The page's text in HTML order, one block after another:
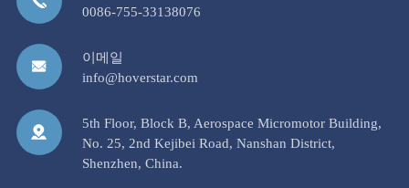
0086-755-33138076
이메일
info@hoverstar.com
5th Floor, Block B, Aerospace Micromotor Building,
No. 25, 2nd Kejibei Road, Nanshan District,
Shenzhen, China.